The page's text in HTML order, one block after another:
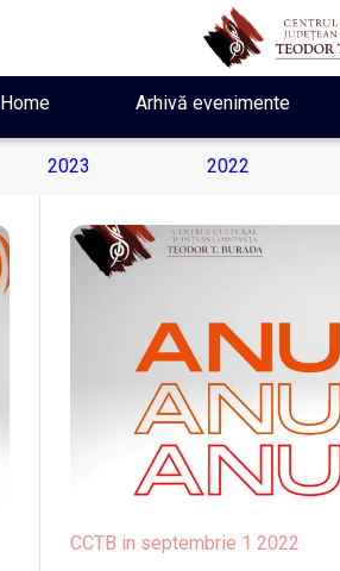
Home Arhivă evenimente
2023 2022
CCTB in septembrie 1 2022